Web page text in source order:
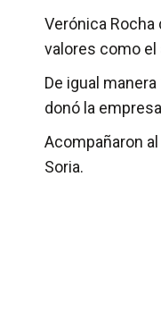
Verónica
valores como el
De igual
donó la
Acompañaron
Soria.